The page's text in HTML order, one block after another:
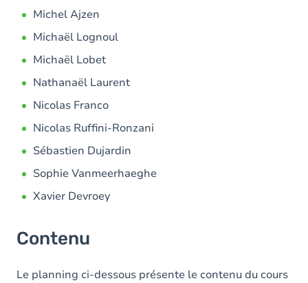
Michel Ajzen
Michaël Lognoul
Michaël Lobet
Nathanaël Laurent
Nicolas Franco
Nicolas Ruffini-Ronzani
Sébastien Dujardin
Sophie Vanmeerhaeghe
Xavier Devroey
Contenu
Le planning ci-dessous présente le contenu du cours